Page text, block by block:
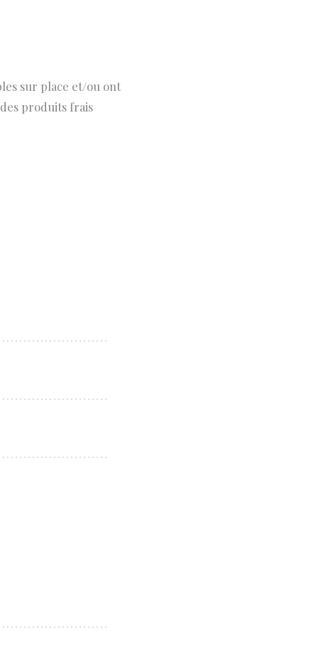
sur place et/ou ont
produits frais